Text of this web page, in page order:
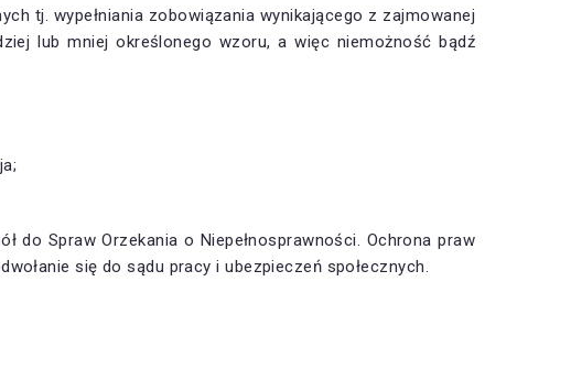
tj. wypełniania zobowiązania wynikającego z zajmowanej
lub mniej określonego wzoru, a więc niemożność bądź
do Spraw Orzekania o Niepełnosprawności. Ochrona praw
się do sądu pracy i ubezpieczeń społecznych.